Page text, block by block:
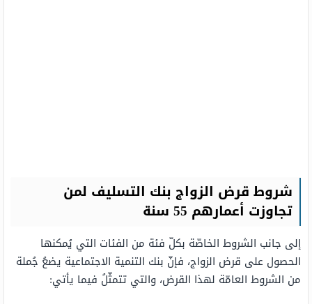
شروطقرض الزواج بنك التسليف لمن
تجاوزت أعمارهم 55 سنة
إلى جانب الشروط الخاصّة بكلّ فئة من الفئات التي يُمكنها
الحصول على قرض الزواج، فإنّ بنك التنمية الاجتماعية يضعُ جُملة
من الشروط العامّة لهذا القرض، والتي تتمثّلُ فيما يأتي: